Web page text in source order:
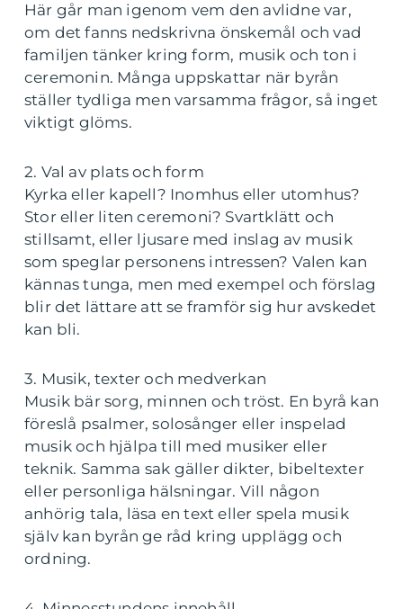
Här går man igenom vem den avlidne var,
om det fanns nedskrivna önskemål och vad
familjen tänker kring form, musik och ton i
ceremonin. Många uppskattar när byrån
ställer tydliga men varsamma frågor, så inget
viktigt glöms.
2. Val av plats och form
Kyrka eller kapell? Inomhus eller utomhus?
Stor eller liten ceremoni? Svartklätt och
stillsamt, eller ljusare med inslag av musik
som speglar personens intressen? Valen kan
kännas tunga, men med exempel och förslag
blir det lättare att se framför sig hur avskedet
kan bli.
3. Musik, texter och medverkan
Musik bär sorg, minnen och tröst. En byrå kan
föreslå psalmer, solosånger eller inspelad
musik och hjälpa till med musiker eller
teknik. Samma sak gäller dikter, bibeltexter
eller personliga hälsningar. Vill någon
anhörig tala, läsa en text eller spela musik
själv kan byrån ge råd kring upplägg och
ordning.